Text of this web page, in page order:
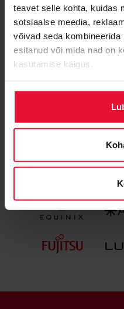
teavet selle kohta, kuidas
sotsiaalse meedia,
võivad seda kombineerida
esitanud või mida nad on
kasutamise käigus.
Eelmine
DataZone haldusliidese
uuendus
Parima teenuse